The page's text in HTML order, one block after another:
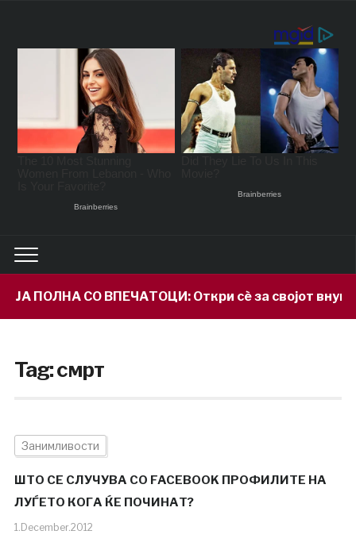
СО ВПЕЧАТОЦИ: Откри сè за својот внук
Tag:смрт
Занимливости
ШТО СЕ СЛУЧУВА СО FACEBOOK ПРОФИЛИТЕ НА
ЛУЃЕТО КОГА ЌЕ ПОЧИНАТ?
1.December.2012